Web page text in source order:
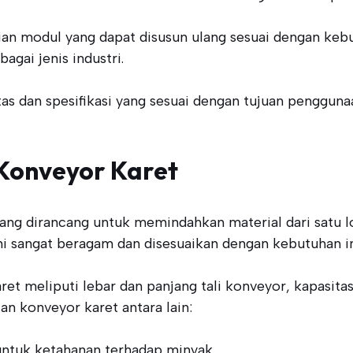
modul yang dapat disusun ulang sesuai dengan
jenis industri.
spesifikasi yang sesuai dengan tujuan
Karet
dirancang untuk memindahkan material dari satu
beragam dan disesuaikan dengan kebutuhan
meliputi lebar dan panjang tali konveyor,
konveyor karet antara lain: